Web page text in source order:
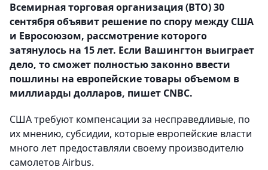
Всемирная торговая организация (ВТО) 30
сентября объявит решение по спору между США
и Евросоюзом, рассмотрение которого
затянулось на 15 лет. Если Вашингтон выиграет
дело, то сможет полностью законно ввести
пошлины на европейские товары объемом в
миллиарды долларов, пишет CNBC.
США требуют компенсации за несправедливые, по
их мнению, субсидии, которые европейские власти
много лет предоставляли своему производителю
самолетов Airbus.